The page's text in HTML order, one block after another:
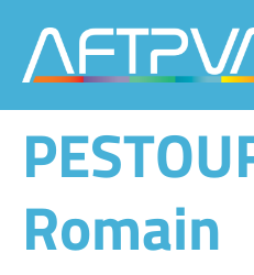
Romain